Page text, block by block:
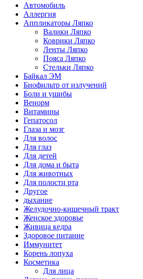
Автомобиль
Аллергия
Аппликаторы Ляпко
Валики Ляпко
Коврики Ляпко
Ленты Ляпко
Пояса Ляпко
Стельки Ляпко
Байкал ЭМ
Биофильтр от излучений
Боли и ушибы
Венорм
Витамины
Гепатосол
Глаза и мозг
Для волос
Для глаз
Для детей
Для дома и быта
Для животных
Для полости рта
Другое
дыхание
Желудочно-кишечный тракт
Женское здоровье
Живица кедра
Здоровое питание
Иммунитет
Корень лопуха
Косметика
Для лица